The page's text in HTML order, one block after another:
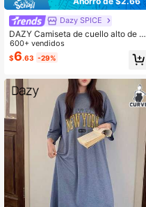
Dazy SPICE
DAZY Camiseta de cuello alto de aj
uste ceñido de manga corta para m
ujer
600+ vendidos
$6.63 -29%